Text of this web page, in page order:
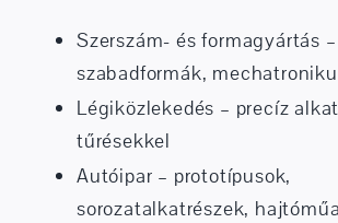
Szerszám- és formagyártás
szabadformák,
Légiközlekedés – precíz
tűrésekkel
Autóipar – prototípusok,
sorozatalkatrészek,